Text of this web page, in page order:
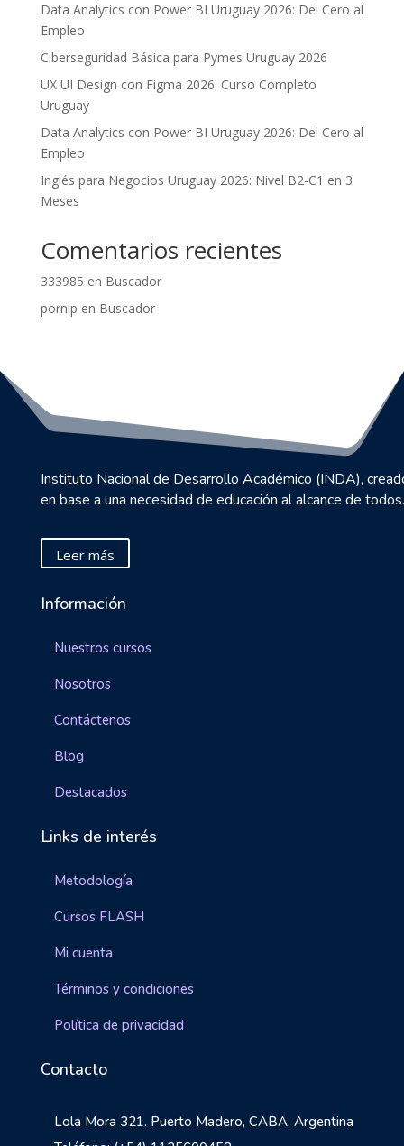
Data Analytics con Power BI Uruguay 2026: Del Cero al
Empleo
Ciberseguridad Básica para Pymes Uruguay 2026
UX UI Design con Figma 2026: Curso Completo
Uruguay
Data Analytics con Power BI Uruguay 2026: Del Cero al
Empleo
Inglés para Negocios Uruguay 2026: Nivel B2-C1 en 3
Meses
Comentarios recientes
333985 en Buscador
pornip en Buscador
Instituto Nacional de Desarrollo Académico (INDA),
en base a una necesidad de educación al alcance de todos.
Leer más
Información
Nuestros cursos
Nosotros
Contáctenos
Blog
Destacados
Links de interés
Metodología
Cursos FLASH
Mi cuenta
Términos y condiciones
Política de privacidad
Contacto
Lola Mora 321. Puerto Madero, CABA. Argentina